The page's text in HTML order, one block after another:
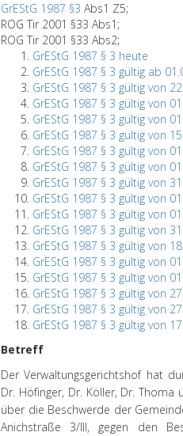
GrEStG 1987 §3 Abs1 Z5;
ROG Tir 2001 §33 Abs1;
ROG Tir 2001 §33 Abs2;
GrEStG 1987 § 3 heute
GrEStG 1987 § 3 gültig ab
GrEStG 1987 § 3 gültig von
GrEStG 1987 § 3 gültig von
GrEStG 1987 § 3 gültig von
GrEStG 1987 § 3 gültig von
GrEStG 1987 § 3 gültig von
GrEStG 1987 § 3 gültig von
GrEStG 1987 § 3 gültig von
GrEStG 1987 § 3 gültig von
GrEStG 1987 § 3 gültig von
GrEStG 1987 § 3 gültig von
GrEStG 1987 § 3 gültig von
GrEStG 1987 § 3 gültig von
GrEStG 1987 § 3 gültig von
GrEStG 1987 § 3 gültig von
GrEStG 1987 § 3 gültig von
GrEStG 1987 § 3 gültig von
Betreff
Der Verwaltungsgerichtshof hat
Dr. Höfinger, Dr. Köller, Dr.
über die Beschwerde der
Anichstraße 3/III, gegen den